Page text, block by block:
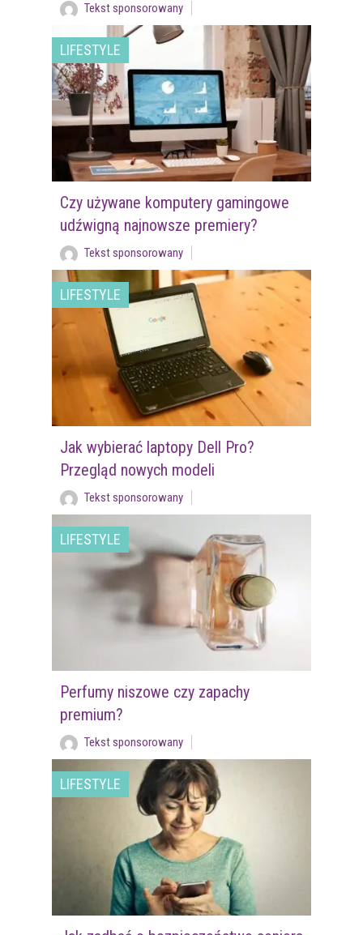
Tekst sponsorowany
LIFESTYLE
Czy używane komputery gamingowe
udźwigną najnowsze premiery?
Tekst sponsorowany
LIFESTYLE
Jak wybierać laptopy Dell Pro?
Przegląd nowych modeli
Tekst sponsorowany
LIFESTYLE
Perfumy niszowe czy zapachy
premium?
Tekst sponsorowany
LIFESTYLE